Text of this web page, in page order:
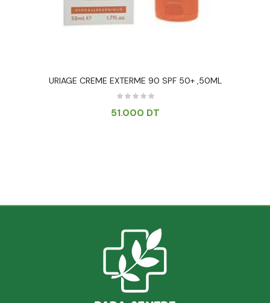
URIAGE CREME EXTERME 90 SPF 50+ ,50ML
51.000 DT